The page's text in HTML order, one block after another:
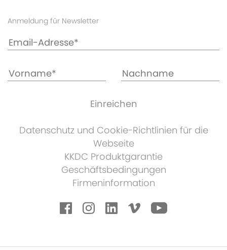
Anmeldung für Newsletter
Datenschutz und Cookie-Richtlinien für die
Webseite
KKDC Produktgarantie
Geschäftsbedingungen
Firmeninformation